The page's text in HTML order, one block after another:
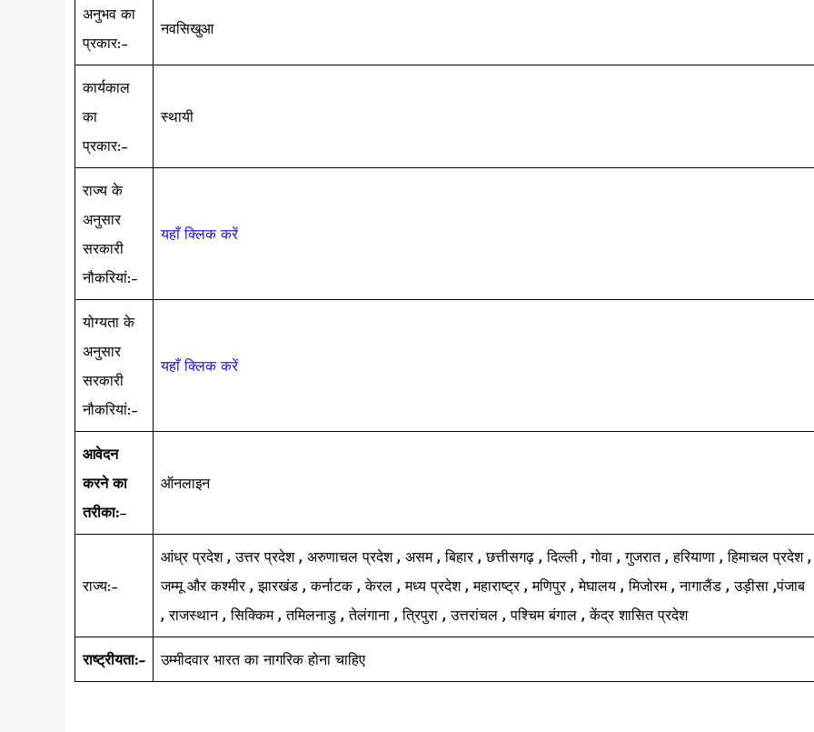
अनुभव का
प्रकार:-
नवसिखुआ
कार्यकाल
का
प्रकार:-
स्थायी
राज्य के
अनुसार
सरकारी
नौकरियां:-
यहाँ क्लिक करें
योग्यता के
अनुसार
सरकारी
नौकरियां:-
यहाँ क्लिक करें
आवेदन
करने का
तरीका:–
ऑनलाइन
राज्य:-
आंध्र प्रदेश , उत्तर प्रदेश , अरुणाचल प्रदेश , असम , बिहार , छत्तीसगढ़ , दिल्ली , गोवा , गुजरात , हरियाणा , हिमाचल प्रदेश ,
जम्मू और कश्मीर , झारखंड , कर्नाटक , केरल , मध्य प्रदेश , महाराष्ट्र , मणिपुर , मेघालय , मिजोरम , नागालैंड , उड़ीसा ,पंजाब
, राजस्थान , सिक्किम , तमिलनाडु , तेलंगाना , त्रिपुरा , उत्तरांचल , पश्चिम बंगाल , केंद्र शासित प्रदेश
राष्ट्रीयता:- उम्मीदवार भारत का नागरिक होना चाहिए